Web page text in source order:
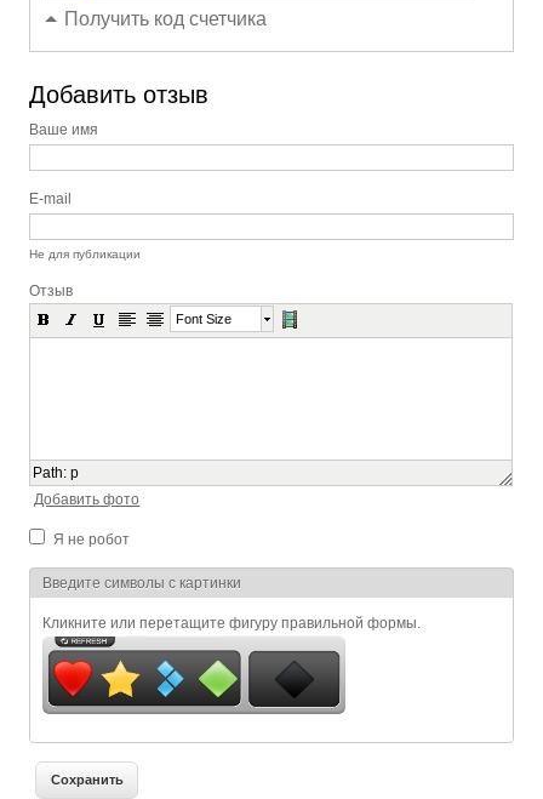
Получить код счетчика
Добавить отзыв
Ваше имя
E-mail
Не для публикации
Отзыв
Font Size
Path:p
Добавить фото
Я не робот
Я спамер
Введите символы с картинки
Кликните или перетащите фигуру правильной формы.